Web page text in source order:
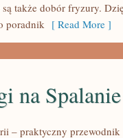
także dobór fryzury.
poradnik [ Read More ]
na
– praktyczny